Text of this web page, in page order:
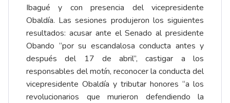
Ibagué y con presencia del vicepresidente
Obaldía. Las sesiones produjeron los siguientes
resultados: acusar ante el Senado al presidente
Obando “por su escandalosa conducta antes y
después del 17 de abril”, castigar a los
responsables del motín, reconocer la conducta del
vicepresidente Obaldía y tributar honores “a los
revolucionarios que murieron defendiendo la